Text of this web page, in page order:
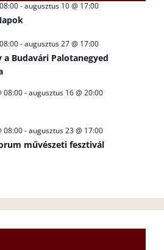
-augusztus 10 @ 17:00
-augusztus 27 @ 17:00
a Budavári Palotanegyed
08:00-augusztus 16 @ 20:00
08:00-augusztus 23 @ 17:00
művészeti fesztivál